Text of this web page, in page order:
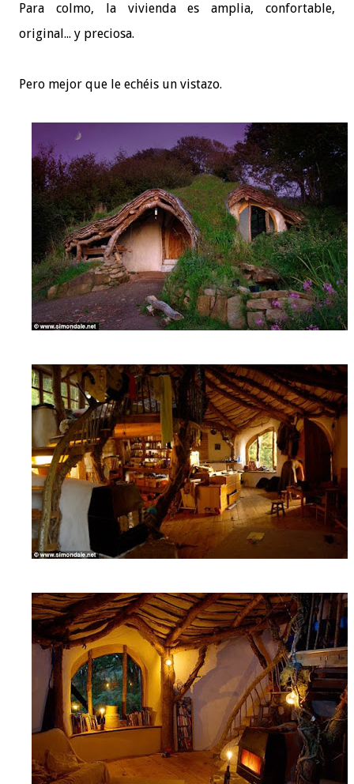
Para colmo, la vivienda es amplia, confortable,
original... y preciosa.
Pero mejor que le echéis un vistazo.